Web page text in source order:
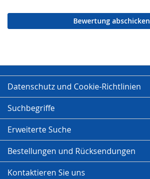
Bewertung abschicken
Datenschutz und Cookie-Richtlinien
Suchbegriffe
Erweiterte Suche
Bestellungen und Rücksendungen
Kontaktieren Sie uns